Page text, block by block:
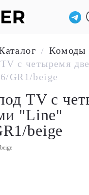
/ Комоды
с четыремя
GR1/beige
TV с
"Line"
beige